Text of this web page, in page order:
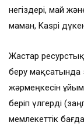
негіздері, май
маман, Kaspi
Жастар
беру
жәрмеңкесін
беріп үлгерді
мемлекеттік